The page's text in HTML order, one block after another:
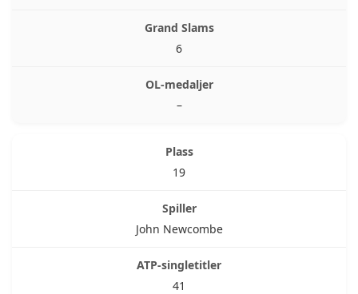
6
–
19
John Newcombe
41